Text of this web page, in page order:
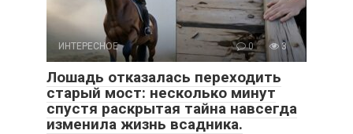
ИНТЕРЕСНОЕ 0 3
Лошадь отказалась переходить
старый мост: несколько минут
спустя раскрытая тайна навсегда
изменила жизнь всадника.